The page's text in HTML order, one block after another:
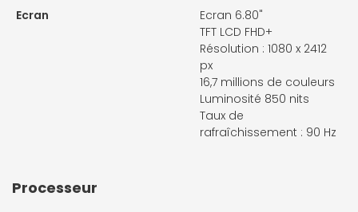
Ecran
Ecran 6.80"
TFT LCD FHD+
Résolution : 1080 x 2412
px
16,7 millions de couleurs
Luminosité 850 nits
Taux de
rafraîchissement : 90 Hz
Processeur